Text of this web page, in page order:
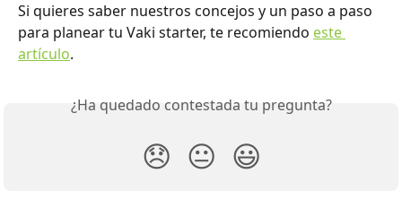
Si quieres saber nuestros concejos y un paso a paso
para planear tu Vaki starter, te recomiendo este
artículo.
¿Ha quedado contestada tu pregunta?
😞 😐 😃